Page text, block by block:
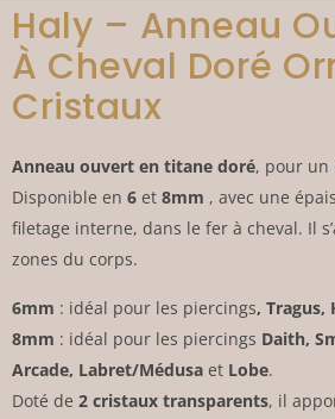
Haly – Anneau
À Cheval Doré
Cristaux
Anneau ouvert en titane doré, pour un
Disponible en 6 et 8mm , avec une
filetage interne, dans le fer à cheval. Il
zones du corps.
6mm : idéal pour les piercings, Tragus,
8mm : idéal pour les piercings Daith,
Arcade, Labret/Médusa et Lobe.
Doté de 2 cristaux transparents, il